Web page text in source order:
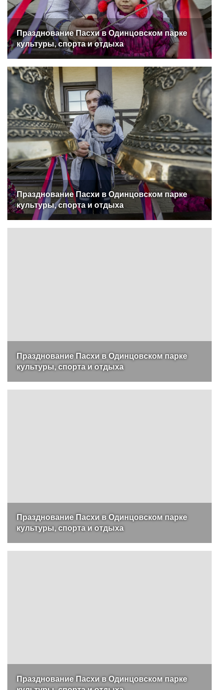
Празднование Пасхи в Одинцовском парке
культуры, спорта и отдыха
Празднование Пасхи в Одинцовском парке
культуры, спорта и отдыха
Празднование Пасхи в Одинцовском парке
культуры, спорта и отдыха
Празднование Пасхи в Одинцовском парке
культуры, спорта и отдыха
Празднование Пасхи в Одинцовском парке